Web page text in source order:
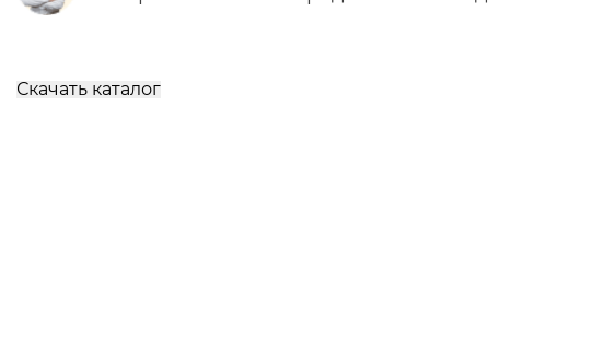
Скачать каталог